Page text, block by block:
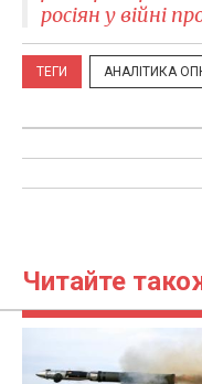
росіян у війні
ТЕГИ АНАЛІТИКА
Читайте